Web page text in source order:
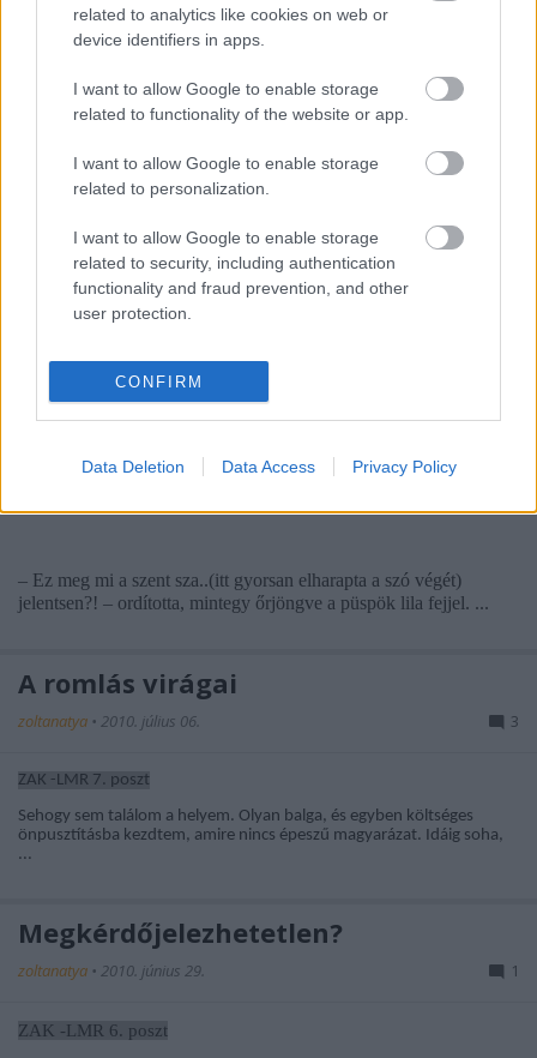
related to analytics like cookies on web or
device identifiers in apps.
I want to allow Google to enable storage
related to functionality of the website or app.
I want to allow Google to enable storage
related to personalization.
I want to allow Google to enable storage
related to security, including authentication
functionality and fraud prevention, and other
user protection.
CONFIRM
Data Deletion Data Access Privacy Policy
Két, legfeljebb háromhetes intenzív rendőrségi
puritánabb, internet mentes környezetben. Az ...
COSA NOSTRA
ZAK -LMR 9. poszt
Mint a "régi szép időkben" újra a nyomozó irodájában jártam, aki
katonásan összefoglalta nekem a z egykori
Soha szörnyűbb másnap
– Ez meg mi a szent sza..(itt gyorsan elharapta a szó végét)
jelentsen?! – ordította, mintegy őrjöngve a püspök lila fejjel. ...
A romlás virágai
zoltanatya • 2010. július 06. 3
ZAK -LMR 7. poszt
Sehogy sem találom a helyem. Olyan balga, és egyben költséges
önpusztításba kezdtem, amire nincs épeszű magyarázat. Idáig soha,
...
Megkérdőjelezhetetlen?
zoltanatya • 2010. június 29. 1
ZAK -LMR 6. poszt